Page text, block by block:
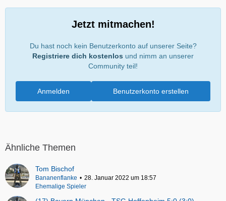
Jetzt mitmachen!
Du hast noch kein Benutzerkonto auf unserer Seite?
Registriere dich kostenlos und nimm an unserer
Community teil!
Benutzerkonto erstellen
Anmelden
Ähnliche Themen
Tom Bischof
Bananenflanke
28. Januar 2022 um 18:57
Ehemalige Spieler